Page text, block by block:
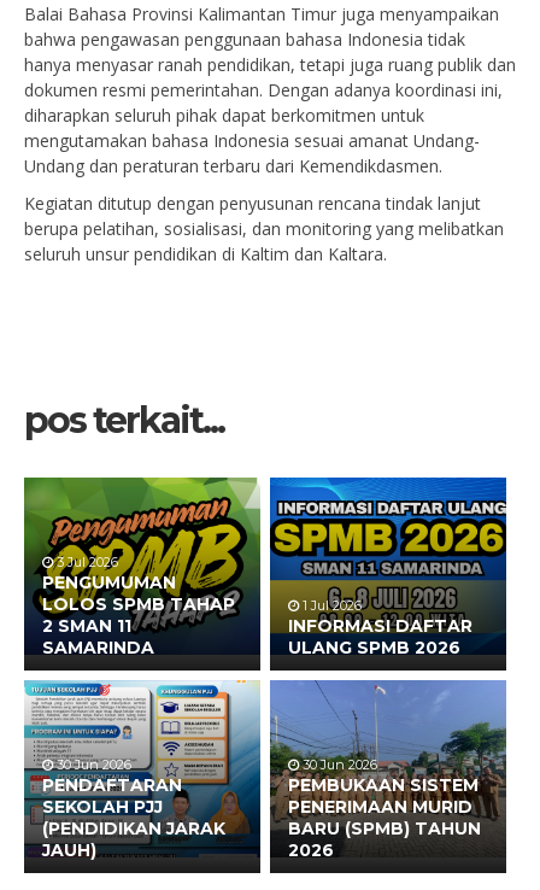
Balai Bahasa Provinsi Kalimantan Timur juga menyampaikan
bahwa pengawasan penggunaan bahasa Indonesia tidak
hanya menyasar ranah pendidikan, tetapi juga ruang publik dan
dokumen resmi pemerintahan. Dengan adanya koordinasi ini,
diharapkan seluruh pihak dapat berkomitmen untuk
mengutamakan bahasa Indonesia sesuai amanat Undang-
Undang dan peraturan terbaru dari Kemendikdasmen.
Kegiatan ditutup dengan penyusunan rencana tindak lanjut
berupa pelatihan, sosialisasi, dan monitoring yang melibatkan
seluruh unsur pendidikan di Kaltim dan Kaltara.
pos terkait...
3 Jul 2026
PENGUMUMAN
LOLOS SPMB TAHAP
2 SMAN 11
SAMARINDA
1 Jul 2026
INFORMASI DAFTAR
ULANG SPMB 2026
30 Jun 2026
PENDAFTARAN
SEKOLAH PJJ
(PENDIDIKAN JARAK
JAUH)
30 Jun 2026
PEMBUKAAN SISTEM
PENERIMAAN MURID
BARU (SPMB) TAHUN
2026